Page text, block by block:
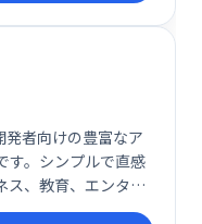
者向けの豊富なア
す。シンプルで直感
ス、教育、エンター
イコンを簡単に検